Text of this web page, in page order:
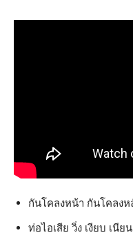
กันโคลงหน้า กันโคลงห
ท่อไอเสีย วิ่ง เงียบ เนีย